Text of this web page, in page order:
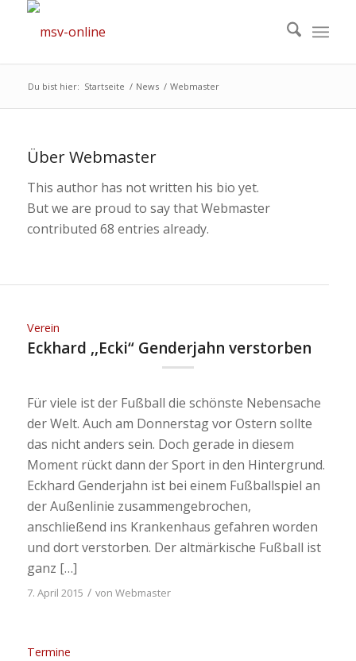
Du bist hier: Startseite / News / Webmaster
ÜberWebmaster
This author has not written his bio yet.
But we are proud to say thatWebmaster
contributed 68 entries already.
Verein
Eckhard ,,Ecki“ Genderjahn verstorben
Für viele ist der Fußball die schönste Nebensache
der Welt. Auch am Donnerstag vor Ostern sollte
das nicht anders sein. Doch gerade in diesem
Moment rückt dann der Sport in den Hintergrund.
Eckhard Genderjahn ist bei einem Fußballspiel an
der Außenlinie zusammengebrochen,
anschließend ins Krankenhaus gefahren worden
und dort verstorben. Der altmärkische Fußball ist
ganz […]
7. April 2015 / von Webmaster
Termine